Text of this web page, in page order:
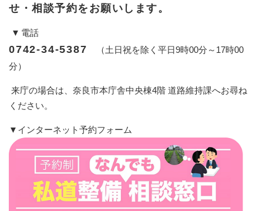
せ・相談予約をお願いします。
▼ 電話
0742-34-5387 （土日祝を除く平日9時00分～17時00
分）
来庁の場合は、奈良市本庁舎中央棟4階 道路維持課へお尋ね
ください。
▼インターネット予約フォーム